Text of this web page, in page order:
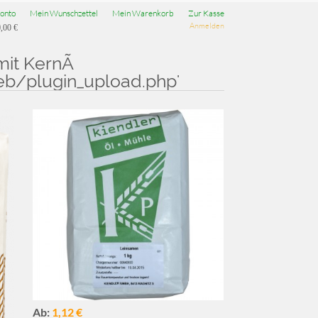
Mein Wunschzettel Mein Warenkorb Zur Kasse
Anmelden
€
KernÃ
plugin_upload.php'
Ab: 1,12 €